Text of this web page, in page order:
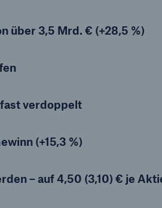
über 3,5 Mrd. € (+28,5 %)
verdoppelt
(+15,3 %)
– auf 4,50 (3,10) € je
Marine Trend Radar 2025